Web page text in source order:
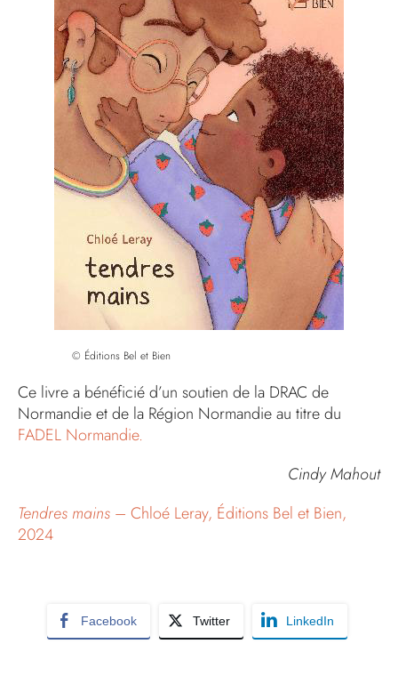
© Éditions Bel et Bien
Ce livre a bénéficié d’un soutien de la DRAC de
Normandie et de la Région Normandie au titre du
FADEL Normandie.
Cindy Mahout
Tendres mains – Chloé Leray, Éditions Bel et Bien,
2024
Facebook Twitter LinkedIn